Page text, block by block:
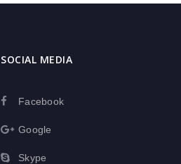
SOCIAL MEDIA
Facebook
Google
Skype